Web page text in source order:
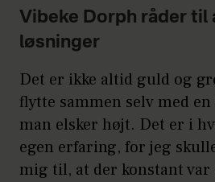
Vibeke Dorph råder til
løsninger
Det er ikke altid guld og
flytte sammen selv med
man elsker højt. Det er i
egen erfaring, for jeg
mig til, at der konstant var